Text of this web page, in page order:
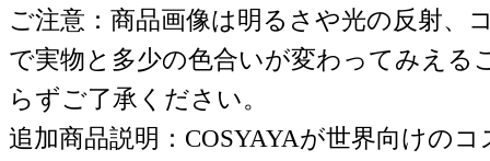
ご注意：商品画像は明るさや光の反射、
で実物と多少の色合いが変わってみえる
らずご了承ください。
追加商品説明：COSYAYAが世界向けの